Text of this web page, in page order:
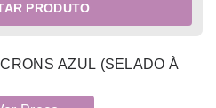
PRODUTO
AZUL (SELADO À